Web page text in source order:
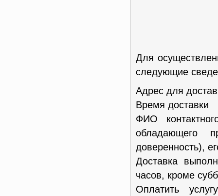
Для
следующие
Адрес для
Время доставки
ФИО
обладающего
доверенность),
Доставка
часов, кроме
Оплатить